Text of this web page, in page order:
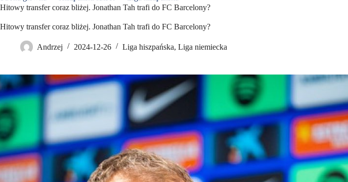
Hitowy transfer coraz bliżej. Jonathan Tah trafi do FC Barcelony?
Hitowy transfer coraz bliżej. Jonathan Tah trafi do FC Barcelony?
Andrzej 2024-12-26 Liga hiszpańska, Liga niemiecka